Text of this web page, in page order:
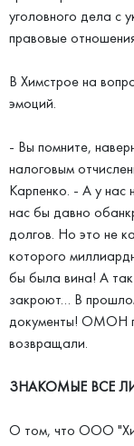
уголовного дела с
правовые
В Химстрое на
эмоций.
- Вы помните,
налоговым
Карпенко. - А у нас
нас бы давно
долгов. Но это не
которого
бы была вина! А
закроют… В
документы! ОМОН
возвращали.
ЗНАКОМЫЕ ВСЕ
О том, что ООО